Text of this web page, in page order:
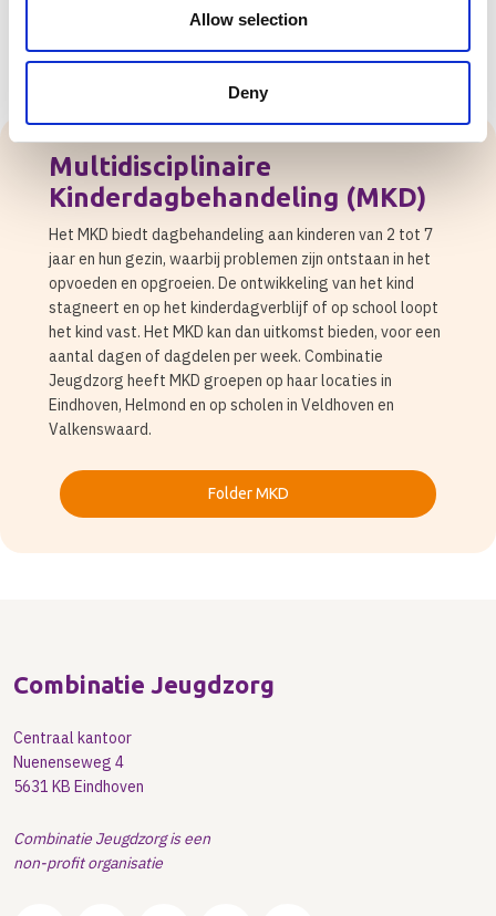
Allow selection
Deny
Het gaat nu echt goed met hem. We zijn er heel blij mee.”
Multidisciplinaire
Kinderdagbehandeling (MKD)
Het MKD biedt dagbehandeling aan kinderen van 2 tot 7
jaar en hun gezin, waarbij problemen zijn ontstaan in het
opvoeden en opgroeien. De ontwikkeling van het kind
stagneert en op het kinderdagverblijf of op school loopt
het kind vast. Het MKD kan dan uitkomst bieden, voor een
aantal dagen of dagdelen per week. Combinatie
Jeugdzorg heeft MKD groepen op haar locaties in
Eindhoven, Helmond en op scholen in Veldhoven en
Valkenswaard.
Folder MKD
Combinatie Jeugdzorg
Centraal kantoor
Nuenenseweg 4
5631 KB Eindhoven
Combinatie Jeugdzorg is een
non-profit organisatie